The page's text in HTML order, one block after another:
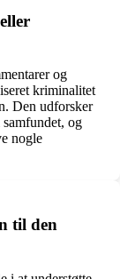
og
kriminalitet
Den udforsker
og
nogle
til den